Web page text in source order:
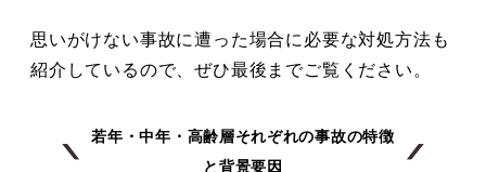
思いがけない事故に遭った場合に必要な対処方法も
紹介しているので、ぜひ最後までご覧ください。
若年・中年・高齢層それぞれの事故の特徴
と背景要因